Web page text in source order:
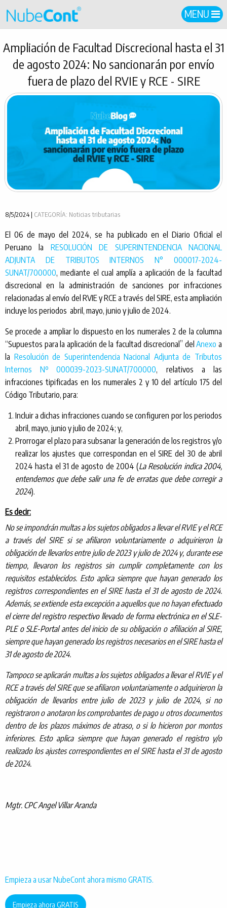
MENU
Ampliación de Facultad Discrecional hasta el 31
de agosto 2024: No sancionarán por envío
fuera de plazo del RVIE y RCE - SIRE
8/5/2024 | CATEGORÍA: Noticias tributarias
El 06 de mayo del 2024, se ha publicado en el Diario Oficial el
Peruano la RESOLUCIÓN DE SUPERINTENDENCIA NACIONAL
ADJUNTA DE TRIBUTOS INTERNOS N° 000017-2024-
SUNAT/700000, mediante el cual amplía a aplicación de la facultad
discrecional en la administración de sanciones por infracciones
relacionadas al envío del RVIE y RCE a través del SIRE, esta ampliación
incluye los periodos abril, mayo, junio y julio de 2024.
Se procede a ampliar lo dispuesto en los numerales 2 de la columna
“Supuestos para la aplicación de la facultad discrecional” delAnexo a
la Resolución de Superintendencia Nacional Adjunta de Tributos
Internos Nº 000039-2023-SUNAT/700000, relativos a las
infracciones tipificadas en los numerales 2 y 10 del artículo 175 del
Código Tributario, para:
Incluir a dichas infracciones cuando se configuren por los periodos
abril, mayo, junio y julio de 2024; y,
Prorrogar el plazo para subsanar la generación de los registros y/o
realizar los ajustes que correspondan en el SIRE del 30 de abril
2024 hasta el 31 de agosto de 2004 (La Resolución indica 2004,
entendemos que debe salir una fe de erratas que debe corregir a
2024).
Es decir:
No se impondrán multas a los sujetos obligados a llevar el RVIE y el RCE
a través del SIRE si se afiliaron voluntariamente o adquirieron la
obligación de llevarlos entre julio de 2023 y julio de 2024 y, durante ese
tiempo, llevaron los registros sin cumplir completamente con los
requisitos establecidos. Esto aplica siempre que hayan generado los
registros correspondientes en el SIRE hasta el 31 de agosto de 2024.
Además, se extiende esta excepción a aquellos que no hayanefectuado
el cierre del registro respectivo llevado de forma electrónica en el SLE-
PLE o SLE-Portalantes del inicio de su obligación o afiliación al SIRE,
siempre que hayan generado los registros necesarios en el SIRE hasta el
31 de agosto de 2024.
Tampoco se aplicarán multas a los sujetos obligados a llevar el RVIE y el
RCE a través del SIRE que se afiliaron voluntariamente o adquirieron la
obligación de llevarlos entre julio de 2023 y julio de 2024, si no
registraron o anotaron los comprobantes de pago u otros documentos
dentro de los plazos máximos de atraso, o si lo hicieron por montos
inferiores. Esto aplica siempre que hayan generado el registro y/o
realizado los ajustes correspondientes en el SIRE hasta el 31 de agosto
de 2024.
Mgtr. CPC Angel Villar Aranda
Empieza a usar NubeCont ahora mismo GRATIS.
Empieza ahora GRATIS